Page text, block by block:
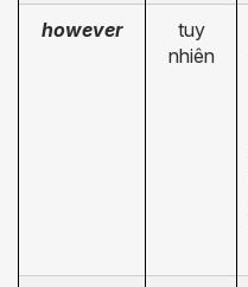
however
tuy
nhiên